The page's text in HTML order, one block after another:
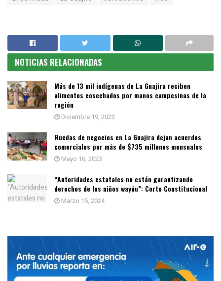
NOTICIAS RELACIONADAS
Más de 13 mil indígenas de La Guajira reciben
alimentos cosechados por manos campesinas de la
región
Diciembre 19, 2023
Ruedas de negocios en La Guajira dejan acuerdos
comerciales por más de $735 millones mensuales
Mayo 16, 2023
“Autoridades estatales no están garantizando
derechos de los niños wayúu”: Corte Constitucional
Marzo 15, 2024